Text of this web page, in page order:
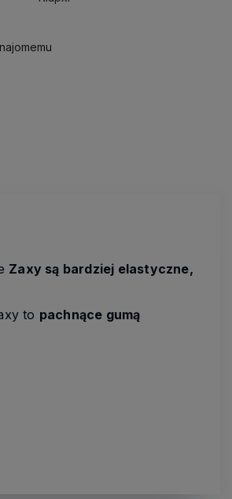
Zaxy są bardziej elastyczne,
to pachnące gumą